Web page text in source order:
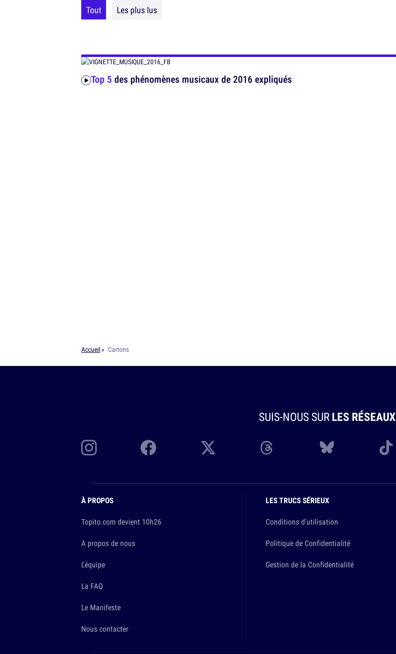
Tout Les plus lus
Top 5 des phénomènes musicaux de 2016 expliqués
Accueil Cartons
SUIS-NOUS SURLES RÉSEAUX
À PROPOS
Topito.com devient 10h26
A propos de nous
L'équipe
La FAQ
Le Manifeste
Nous contacter
LES TRUCS SÉRIEUX
Conditions d'utilisation
Politique de Confidentialité
Gestion de la Confidentialité